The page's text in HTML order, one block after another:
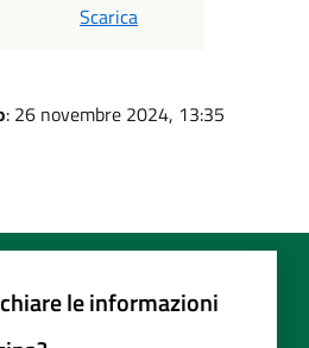
Scarica
: 26 novembre 2024, 13:35
le informazioni